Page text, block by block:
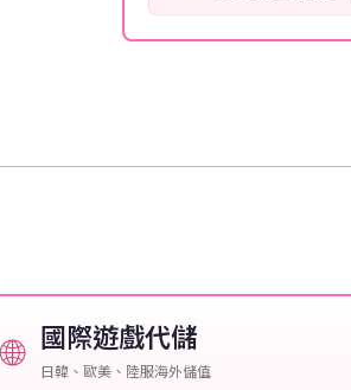
🌐 國際遊戲代儲
日韓、歐美、陸服海外儲值